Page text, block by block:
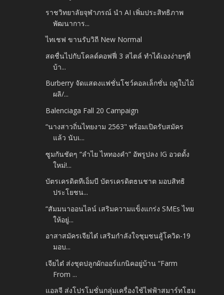
ราชวิทยาลัยจุฬาภรณ์ นำ AI เพิ่มประสิทธิภาพ
พัฒนาการ...
ไทเชฟ ขานรับวิถี New Normal
สดชื่นไปกับโคลด์คอฟฟี่ 3 สไตล์ ทำได้เองง่ายๆที่
บ้า...
Burberry จัดแสดงแฟชั่นโชว์คอลเล็กชั่น ฤดูใบไม้
ผลิ/...
Balenciaga Fall 20 Campaign
“นางสาวถิ่นไทยงาม 2563" พร้อมเปิดรับสมัคร
แล้ว นับเ...
ซูมกันชัดๆ “ลำไย ไหทองคำ” อัพรูปลง IG อวดดั้ง
ใหม่!...
บัตรเครดิตทีเอ็มบี บัตรเครดิตธนชาต มอบสิทธิ
ประโยชน...
“สัมมนาออนไลน์ เสริมความแข็งแกร่ง SMEs ไทย
ให้อยู่...
อาสาสมัครเจียไต๋ เสริมกำลังใจชุมชนสู้โควิด-19
มอบ...
เจียไต๋ ส่งชุดปลูกผักออร์แกนิคอยู่บ้าน “Farm
From ...
แอลจี ส่งโปรโมชั่นกลุ่มเครื่องใช้ไฟฟ้าสมาร์ทโฮม